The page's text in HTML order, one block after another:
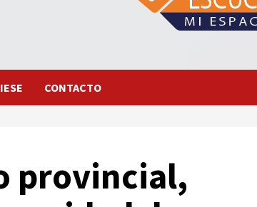
CONTACTO
provincial,